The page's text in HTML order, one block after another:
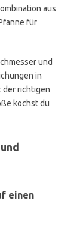
aus
für
und
in
der richtigen
kochst du
einen